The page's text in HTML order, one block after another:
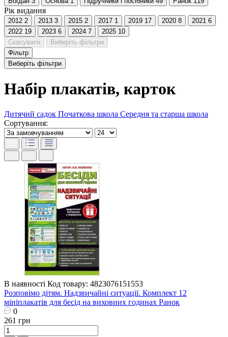
Рік видання
2012 2 2013 3 2015 2 2017 1 2019 17 2020 8 2021 6
2022 19 2023 6 2024 7 2025 10
Скасувати
Виберіть фільтри
Фільтр
Виберіть фільтри
Набір плакатів, карток
Дитячий садок Початкова школа Середня та старша школа
Сортування:
В наявності Код товару: 4823076151553
Розповімо дітям. Надзвичайні ситуації. Комплект 12
мініплакатів для бесід на виховних годинах Ранок
0
261 грн